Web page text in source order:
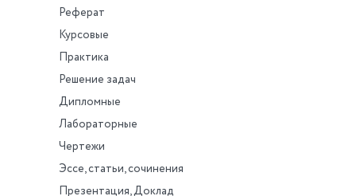
Реферат
Курсовые
Практика
Решение задач
Дипломные
Лабораторные
Чертежи
Эссе, статьи, сочинения
Презентация, Доклад